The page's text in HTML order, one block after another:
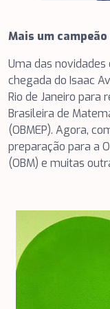
Mais um
Uma das
chegada do Isaac
Rio de Janeiro para
Brasileira de
(OBMEP). Agora,
preparação para a
(OBM) e muitas